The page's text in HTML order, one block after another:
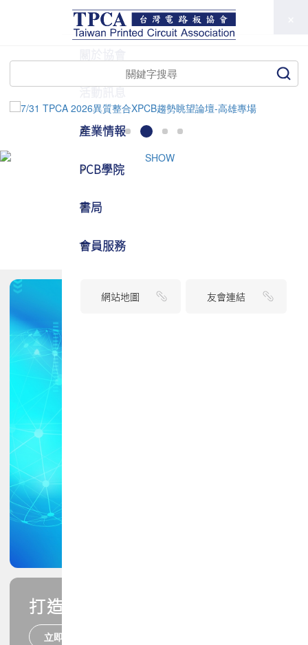
打造您的PCB專業技能
立即報名
TPCA
活動訊息
產業情報
PCB學院
書局
會員服務
網站地圖 友會連結